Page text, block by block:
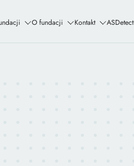
O fundacji Kontakt ASDetect